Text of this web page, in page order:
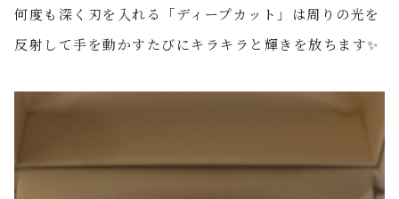
何度も深く刃を入れる「ディープカット」は周りの光を
反射して手を動かすたびにキラキラと輝きを放ちます✨